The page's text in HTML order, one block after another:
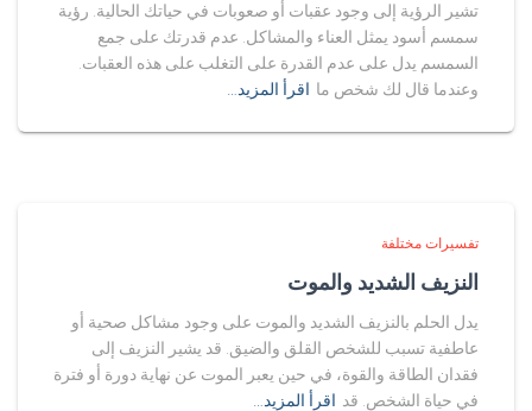
تشير الرؤية إلى وجود عقبات أو صعوبات في حياتك الحالية. رؤية
سمسم أسود يمثل العناء والمشاكل. عدم قدرتك على جمع
السمسم يدل على عدم القدرة على التغلب على هذه العقبات.
وعندما قال لك شخص ما اقرأ المزيد…
تفسيرات مختلفة
النزيف الشديد والموت
يدل الحلم بالنزيف الشديد والموت على وجود مشاكل صحية أو
عاطفية تسبب للشخص القلق والضيق. قد يشير النزيف إلى
فقدان الطاقة والقوة، في حين يعبر الموت عن نهاية دورة أو فترة
في حياة الشخص. قد اقرأ المزيد…